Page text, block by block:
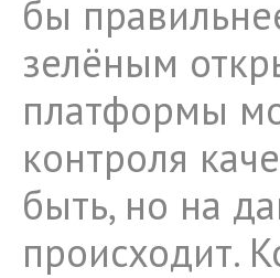
бы
зелёным
платформы
контроля
быть, но на
происходит.